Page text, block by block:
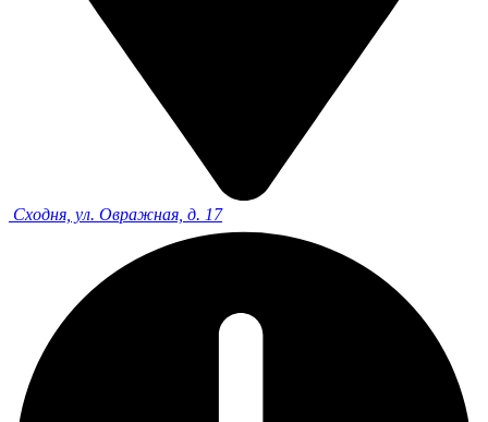
Сходня, ул. Овражная, д. 17